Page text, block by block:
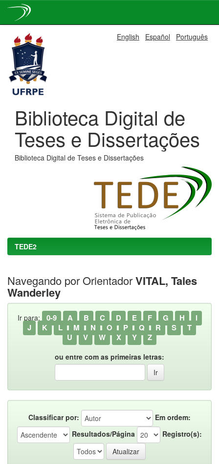
navigation
English Español Português
Biblioteca Digital de
Teses e Dissertações
Biblioteca Digital de Teses e Dissertações
TEDE2
Navegando por OrientadorVITAL, Tales
Wanderley
Ir para: 0-9 A B C D E F G H
I
J
K L M N O P Q R S
T
U
V W X Y Z
ou entre com as primeiras letras:
Classificar por:
Em ordem:
Resultados/Página
Registro(s):